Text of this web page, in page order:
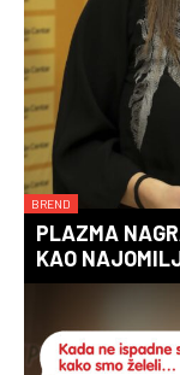
BREND
PLAZMA
KAO